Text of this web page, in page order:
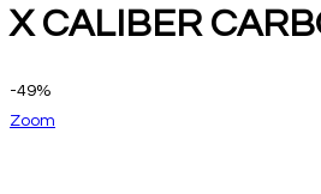
X CALIBER
-49%
Zoom